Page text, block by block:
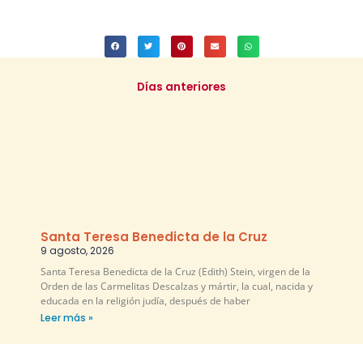
Días anteriores
Santa Teresa Benedicta de la Cruz
9 agosto, 2026
Santa Teresa Benedicta de la Cruz (Edith) Stein, virgen de la
Orden de las Carmelitas Descalzas y mártir, la cual, nacida y
educada en la religión judía, después de haber
Leer más »